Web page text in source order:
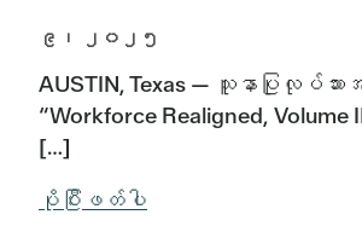
၉၊ ၂၀၂၅
AUSTIN, Texas — သူနာပြုလုပ်သ
“Workforce Realigned,
[…]
ပိုပြီးဖတ်ပါ